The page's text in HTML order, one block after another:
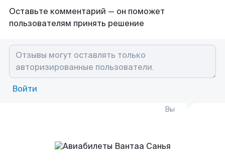
Оставьте комментарий — он поможет
пользователям принять решение
Войти
Вы